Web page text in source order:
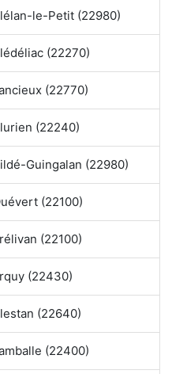
le-Petit (22980)
(22270)
(22770)
(22240)
Guingalan (22980)
(22100)
(22100)
(22430)
(22640)
(22400)